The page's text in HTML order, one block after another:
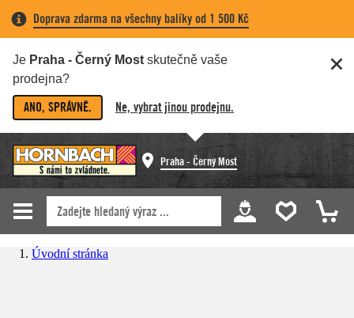
Doprava zdarma na všechny balíky od 1 500 Kč
Je Praha - Černý Most skutečně vaše
prodejna?
ANO, SPRÁVNĚ. Ne, vybrat jinou prodejnu.
Praha - Černý Most
Úvodní stránka